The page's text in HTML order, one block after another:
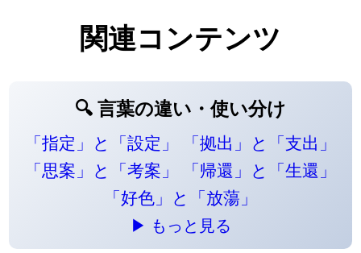
関連コンテンツ
🔍 言葉の違い・使い分け
「指定」と「設定」
「拠出」と「支出」
「思案」と「考案」
「帰還」と「生還」
「好色」と「放蕩」
▶ もっと見る